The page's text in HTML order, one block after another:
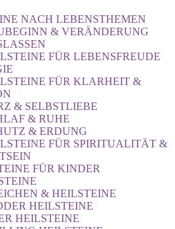
NACH LEBENSTHEMEN
& VERÄNDERUNG
FÜR LEBENSFREUDE
FÜR KLARHEIT &
& SELBSTLIEBE
& RUHE
& ERDUNG
FÜR SPIRITUALITÄT &
FÜR KINDER
& HEILSTEINE
HEILSTEINE
HEILSTEINE